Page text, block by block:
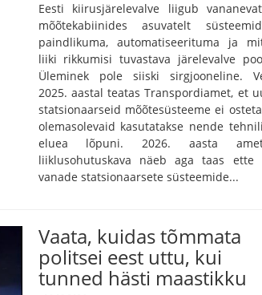
Eesti kiirusjärelevalve liigub
mõõtekabiinides asuvatelt
paindlikuma, automatiseerituma ja
liiki rikkumisi tuvastava järelevalve
Üleminek pole siiski sirgjooneline.
2025. aastal teatas Transpordiamet, et
statsionaarseid mõõtesüsteeme ei
olemasolevaid kasutatakse nende
eluea lõpuni. 2026. aasta
liiklusohutuskava näeb aga taas ette
vanade statsionaarsete süsteemide...
Vaata, kuidas tõmmata
politsei eest uttu, kui
tunned hästi maastikku